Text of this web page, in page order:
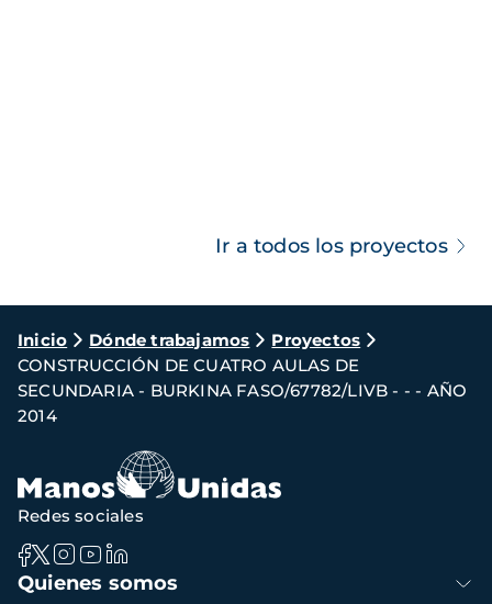
Ir a todos los proyectos
Ruta
de
navegación
Inicio Dónde trabajamos
Proyectos
CONSTRUCCIÓN DE CUATRO AULAS DE
SECUNDARIA - BURKINA FASO/67782/LIVB - - - AÑO
2014
Navegación
principal
Quienes somos
Redes sociales